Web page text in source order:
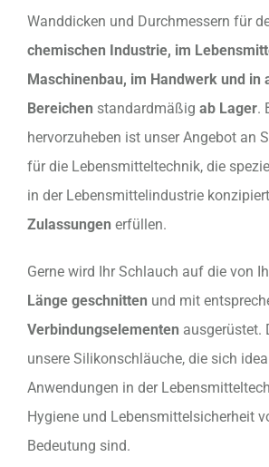
Wanddicken und Durchmessern für
chemischen Industrie, im
Maschinenbau, im Handwerk und in
Bereichen standardmäßig ab Lager.
hervorzuheben ist unser Angebot an
für die Lebensmitteltechnik, die
in der Lebensmittelindustrie
Zulassungen erfüllen.
Gerne wird Ihr Schlauch auf die von
Länge geschnitten und mit
Verbindungselementen ausgerüstet.
unsere Silikonschläuche, die sich
Anwendungen in der
Hygiene und Lebensmittelsicherheit
Bedeutung sind.